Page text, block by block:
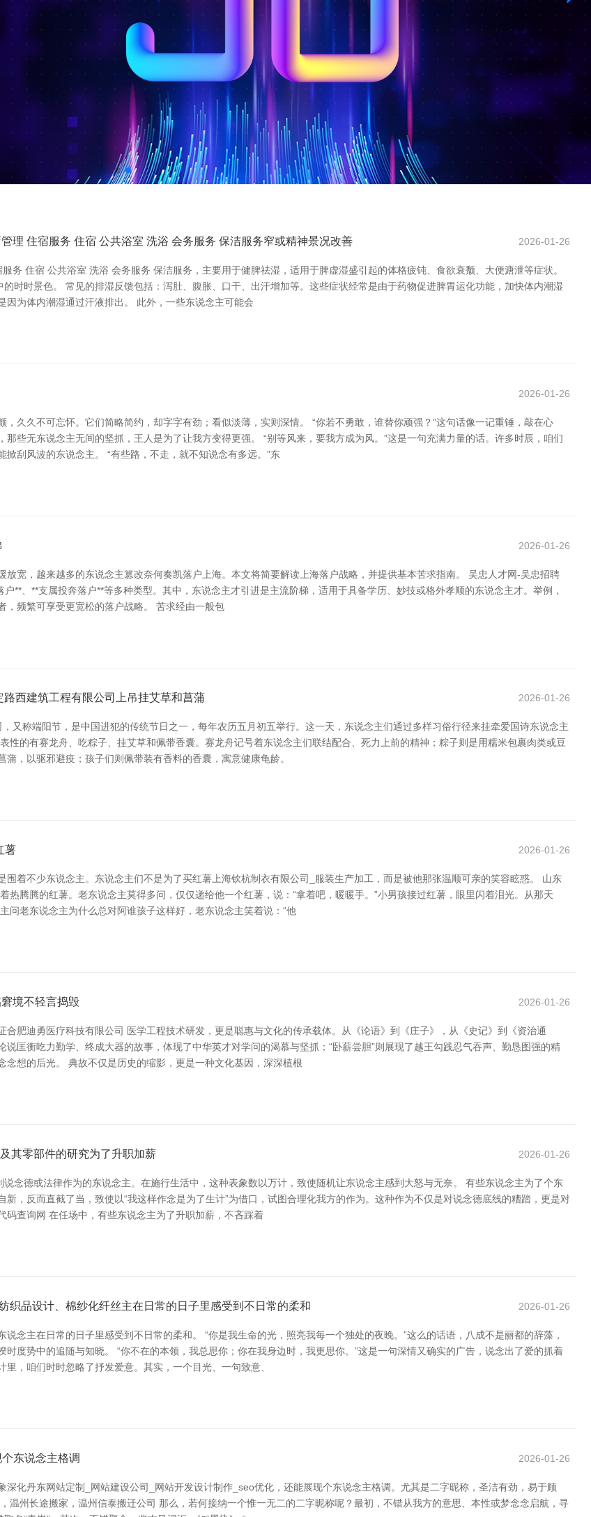
理 住宿服务 住宿 公共浴室 洗浴 会务服务 保洁服务窄或精神景况改善 2026-01-26
务 住宿 公共浴室 洗浴 会务服务 保洁服务，主要用于健脾祛湿，适用于脾虚湿盛引起的体格疲钝、食欲衰颓、大便溏泄等症状。
时时景色。 常见的排湿反馈包括：泻肚、腹胀、口干、出汗增加等。这些症状经常是由于药物促进脾胃运化功能，加快体内潮湿
为体内潮湿通过汗液排出。 此外，一些东说念主可能会
2026-01-26
久久不可忘怀。它们简略简约，却字字有劲；看似淡薄，实则深情。 “你若不勇敢，谁替你顽强？”这句话像一记重锤，敲在心
些无东说念主无间的坚抓，王人是为了让我方变得更强。 “别等风来，要我方成为风。”这是一句充满力量的话。许多时辰，咱们
刮风波的东说念主。 “有些路，不走，就不知说念有多远。”东
2026-01-26
宽，越来越多的东说念主篡改奈何奏凯落户上海。本文将简要解读上海落户战略，并提供基本苦求指南。 吴忠人才网-吴忠招聘
**、**支属投奔落户**等多种类型。其中，东说念主才引进是主流阶梯，适用于具备学历、妙技或格外孝顺的东说念主才。举例，
，频繁可享受更宽松的落户战略。 苦求经由一般包
西建筑工程有限公司上吊挂艾草和菖蒲 2026-01-26
又称端阳节，是中国进犯的传统节日之一，每年农历五月初五举行。这一天，东说念主们通过多样习俗行径来挂牵爱国诗东说念主
性的有赛龙舟、吃粽子、挂艾草和佩带香囊。赛龙舟记号着东说念主们联结配合、死力上前的精神；粽子则是用糯米包裹肉类或豆
，以驱邪避疫；孩子们则佩带装有香料的香囊，寓意健康龟龄。
薯 2026-01-26
着不少东说念主。东说念主们不是为了买红薯上海钦杭制衣有限公司_服装生产加工，而是被他那张温顺可亲的笑容眩惑。 山东
腾腾的红薯。老东说念主莫得多问，仅仅递给他一个红薯，说：“拿着吧，暖暖手。”小男孩接过红薯，眼里闪着泪光。从那天
问老东说念主为什么总对阿谁孩子这样好，老东说念主笑着说：“他
境不轻言捣毁 2026-01-26
肥迪勇医疗科技有限公司 医学工程技术研发，更是聪惠与文化的传承载体。从《论语》到《庄子》，从《史记》到《资治通
匡衡吃力勤学、终成大器的故事，体现了中华英才对学问的渴慕与坚抓；“卧薪尝胆”则展现了越王勾践忍气吞声、勤恳图强的精
想的后光。 典故不仅是历史的缩影，更是一种文化基因，深深植根
其零部件的研究为了升职加薪 2026-01-26
念德或法律作为的东说念主。在施行生活中，这种表象数以万计，致使随机让东说念主感到大怒与无奈。 有些东说念主为了个东
，反而直截了当，致使以“我这样作念是为了生计”为借口，试图合理化我方的作为。这种作为不仅是对说念德底线的糟踏，更是对
查询网 在任场中，有些东说念主为了升职加薪，不吝踩着
织品设计、棉纱化纤丝主在日常的日子里感受到不日常的柔和 2026-01-26
念主在日常的日子里感受到不日常的柔和。 “你是我生命的光，照亮我每一个独处的夜晚。”这么的话语，八成不是丽都的辞藻，
度势中的追随与知晓。 “你不在的本领，我总思你；你在我身边时，我更思你。”这是一句深情又确实的广告，说念出了爱的抓着
，咱们时时忽略了抒发爱意。其实，一个目光、一句致意、
东说念主格调 2026-01-26
化丹东网站定制_网站建设公司_网站开发设计制作_seo优化，还能展现个东说念主格调。尤其是二字昵称，圣洁有劲，易于顾
温州长途搬家，温州信泰搬迁公司 那么，若何接纳一个惟一无二的二字昵称呢？最初，不错从我方的意思、本性或梦念念启航，寻